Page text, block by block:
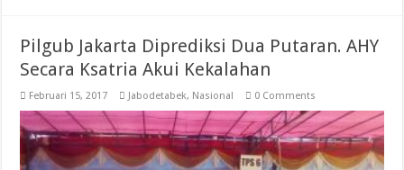
Pilgub Jakarta Diprediksi Dua Putaran. AHY
Secara Ksatria Akui Kekalahan
Februari 15, 2017 Jabodetabek, Nasional 0 Comments